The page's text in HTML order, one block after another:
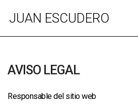
JUAN ESCUDERO
AVISO LEGAL
Responsable del sitio web